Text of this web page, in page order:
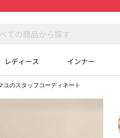
レディース インナー
ユのスタッフコーディネート